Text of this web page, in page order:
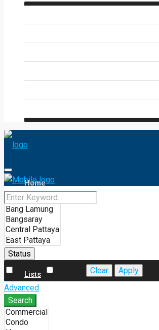
Home
Services
Map Search
Lists
Property Type
Status
For Rent Clear
Apply
Advanced
Search